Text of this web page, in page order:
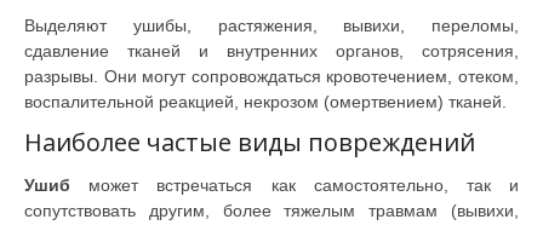
Выделяют ушибы, растяжения, вывихи, переломы,
сдавление тканей и внутренних органов, сотрясения,
разрывы. Они могут сопровождаться кровотечением, отеком,
воспалительной реакцией, некрозом (омертвением) тканей.
Наиболее частые виды повреждений
Ушиб может встречаться как самостоятельно, так и
сопутствовать другим, более тяжелым травмам (вывихи,